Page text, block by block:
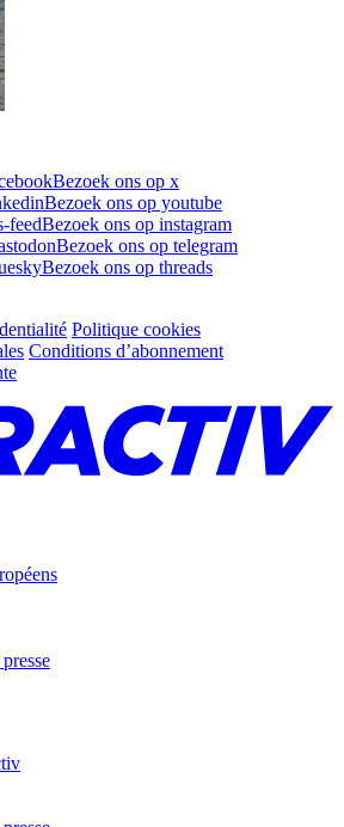
Bezoek ons op x
Bezoek ons op youtube
feedBezoek ons op instagram
Bezoek ons op telegram
Bezoek ons op threads
Politique cookies
Conditions d’abonnement